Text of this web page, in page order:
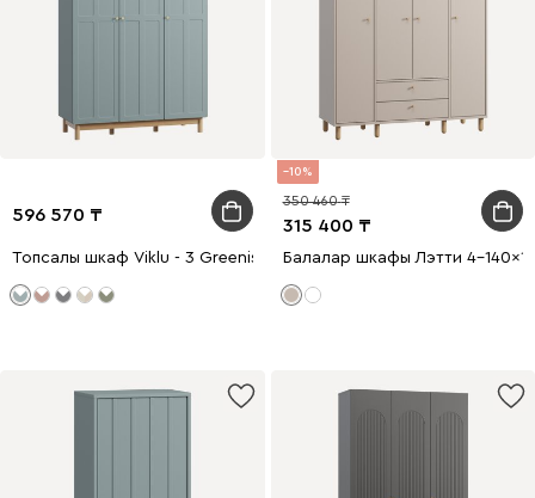
596 570
Топсалы шкаф Viklu - 3 Greenish Oak
10
315 400
350 460
Балалар шкафы Лэтти 4-